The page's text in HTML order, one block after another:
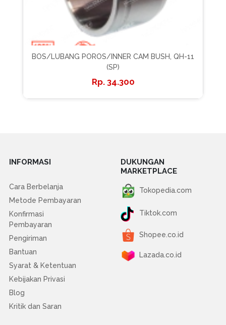
BOS/LUBANG POROS/INNER CAM BUSH, QH-11
(SP)
34.300
INFORMASI
Cara Berbelanja
Metode Pembayaran
Konfirmasi
Pembayaran
Pengiriman
Bantuan
Syarat & Ketentuan
Kebijakan Privasi
Blog
Kritik dan Saran
DUKUNGAN
MARKETPLACE
Tokopedia.com
Tiktok.com
Shopee.co.id
Lazada.co.id